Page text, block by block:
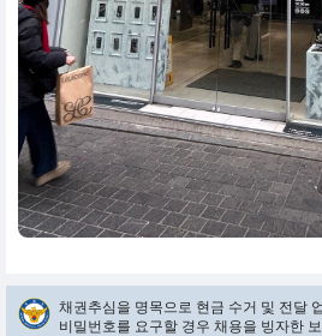
채권추심을 명목으로 현금 수거 및 전달
비밀번호를 요구할 경우 채용을 빙자한